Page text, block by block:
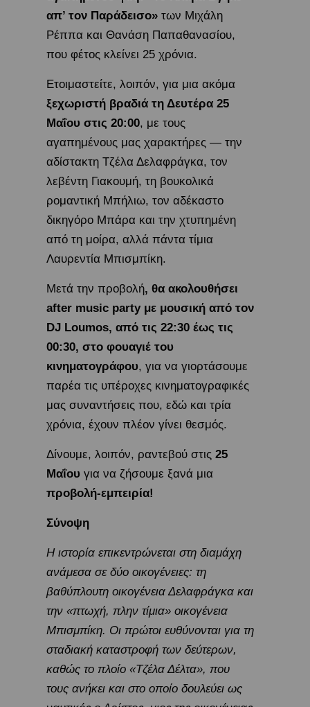
απ’ τον Παράδεισο» των Μιχάλη
Ρέππα και Θανάση Παπαθανασίου,
που φέτος κλείνει 25 χρόνια.
Ετοιμαστείτε, λοιπόν, για μια ακόμα
ξεχωριστή βραδιά τη Δευτέρα 25
Μαΐου στις 20:00, με τους
αγαπημένους μας χαρακτήρες — την
αδίστακτη Τζέλα Δελαφράγκα, τον
λεβέντη Γιακουμή, τη βουκολικά
ρομαντική Μπήλιω, τον αδέκαστο
δικηγόρο Μπάρα και την χτυπημένη
από τη μοίρα, αλλά πάντα τίμια
Λαυρεντία Μπισμπίκη.
Μετά την προβολή, θα ακολουθήσει
after music party με μουσική από τον
DJ Loumos, από τις 22:30 έως τις
00:30, στο φουαγιέ του
κινηματογράφου, για να γιορτάσουμε
παρέα τις υπέροχες κινηματογραφικές
μας συναντήσεις που, εδώ και τρία
χρόνια, έχουν πλέον γίνει θεσμός.
Δίνουμε, λοιπόν, ραντεβού στις 25
Μαΐουγια να ζήσουμε ξανά μια
προβολή-εμπειρία!
Σύνοψη
Η ιστορία επικεντρώνεται στη διαμάχη
ανάμεσα σε δύο οικογένειες: τη
βαθύπλουτη οικογένεια Δελαφράγκα και
την «πτωχή, πλην τίμια» οικογένεια
Μπισμπίκη. Οι πρώτοι ευθύνονται για τη
σταδιακή καταστροφή των δεύτερων,
καθώς το πλοίο «Τζέλα Δέλτα», που
τους ανήκει και στο οποίο δουλεύει ως